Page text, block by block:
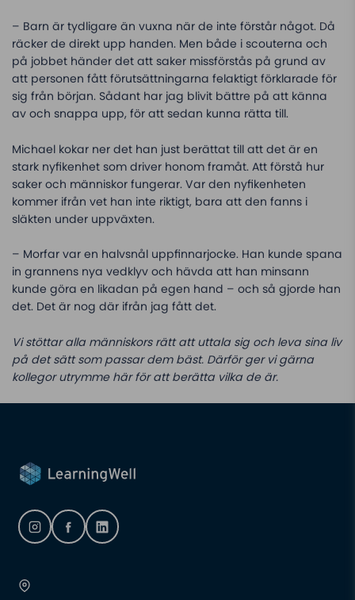
– Barn är tydligare än vuxna när de inte förstår något. Då
räcker de direkt upp handen. Men både i scouterna och
på jobbet händer det att saker missförstås på grund av
att personen fått förutsättningarna felaktigt förklarade för
sig från början. Sådant har jag blivit bättre på att känna
av och snappa upp, för att sedan kunna rätta till.
Michael kokar ner det han just berättat till att det är en
stark nyfikenhet som driver honom framåt. Att förstå hur
saker och människor fungerar. Var den nyfikenheten
kommer ifrån vet han inte riktigt, bara att den fanns i
släkten under uppväxten.
– Morfar var en halvsnål uppfinnarjocke. Han kunde spana
in grannens nya vedklyv och hävda att han minsann
kunde göra en likadan på egen hand – och så gjorde han
det. Det är nog där ifrån jag fått det.
Vi stöttar alla människors rätt att uttala sig och leva sina liv
på det sätt som passar dem bäst. Därför ger vi gärna
kollegor utrymme här för att berätta vilka de är.